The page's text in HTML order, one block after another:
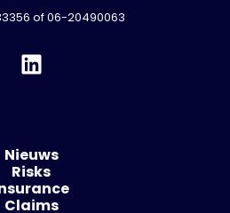
of06-20490063
Nieuws
Risks
Claims